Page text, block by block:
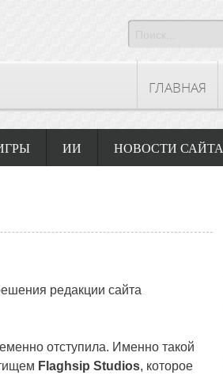
ГЛАВНАЯ
ИИ НОВОСТИ САЙТА
редакции сайта
отступила. Именно такой
Flaghsip Studios, которое